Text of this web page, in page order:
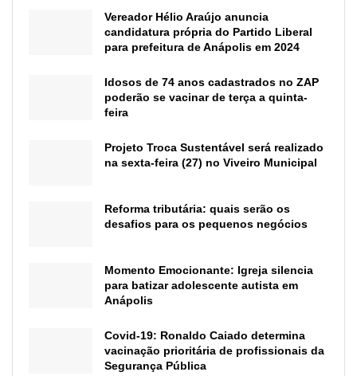
Vereador Hélio Araújo anuncia
candidatura própria do Partido Liberal
para prefeitura de Anápolis em 2024
Idosos de 74 anos cadastrados no ZAP
poderão se vacinar de terça a quinta-
feira
Projeto Troca Sustentável será realizado
na sexta-feira (27) no Viveiro Municipal
Reforma tributária: quais serão os
desafios para os pequenos negócios
Momento Emocionante: Igreja silencia
para batizar adolescente autista em
Anápolis
Covid-19: Ronaldo Caiado determina
vacinação prioritária de profissionais da
Segurança Pública